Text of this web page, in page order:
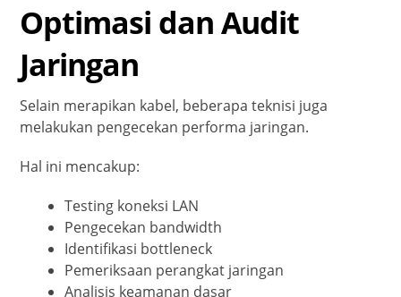
Optimasi dan Audit
Jaringan
Selain merapikan kabel, beberapa teknisi juga
melakukan pengecekan performa jaringan.
Hal ini mencakup:
Testing koneksi LAN
Pengecekan bandwidth
Identifikasi bottleneck
Pemeriksaan perangkat jaringan
Analisis keamanan dasar